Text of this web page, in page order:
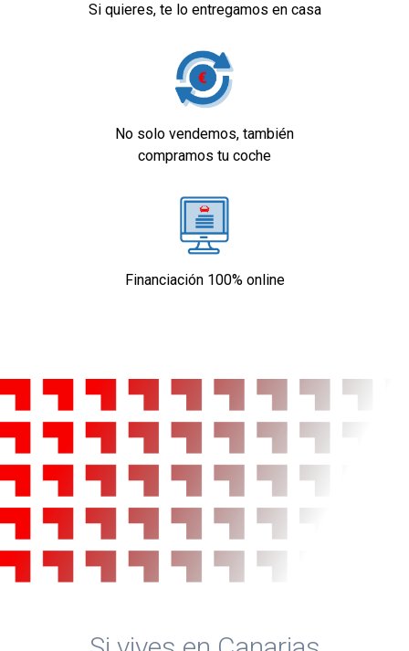
Si quieres, te lo entregamos en casa
No solo vendemos, también
compramos tu coche
Financiación 100% online